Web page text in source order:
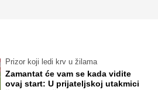
Prizor koji ledi krv u žilama
Zamantat će vam se kada vidite
ovaj start: U prijateljskoj utakmici